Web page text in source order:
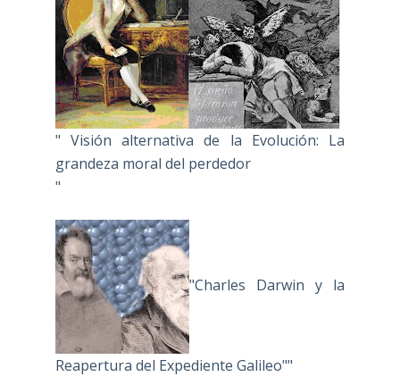
" Visión alternativa de la Evolución: La
grandeza moral del perdedor
"
"Charles Darwin y la
Reapertura del Expediente Galileo""